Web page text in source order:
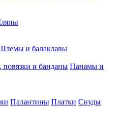
и балаклавы
и банданы Панамы и
Палантины Платки Снуды